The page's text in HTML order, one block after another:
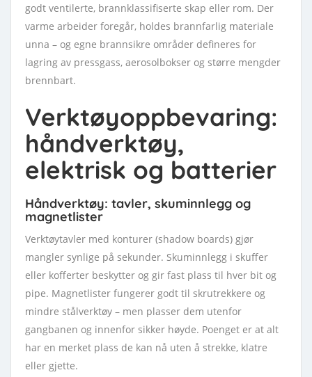
godt ventilerte, brannklassifiserte skap eller rom. Der
varme arbeider foregår, holdes brannfarlig materiale
unna – og egne brannsikre områder defineres for
lagring av pressgass, aerosolbokser og større mengder
brennbart.
Verktøyoppbevaring:
håndverktøy,
elektrisk og batterier
Håndverktøy: tavler, skuminnlegg og
magnetlister
Verktøytavler med konturer (shadow boards) gjør
mangler synlige på sekunder. Skuminnlegg i skuffer
eller kofferter beskytter og gir fast plass til hver bit og
pipe. Magnetlister fungerer godt til skrutrekkere og
mindre stålverktøy – men plasser dem utenfor
gangbanen og innenfor sikker høyde. Poenget er at alt
har en merket plass de kan nå uten å strekke, klatre
eller gjette.